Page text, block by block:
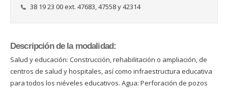
38 19 23 00 ext. 47683, 47558 y 42314
Descripción de la modalidad:
Salud y educación: Construcción, rehabilitación o ampliación, de
centros de salud y hospitales, así como infraestructura educativa
para todos los niéveles educativos. Agua: Perforación de pozos